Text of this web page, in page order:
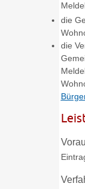
die
die